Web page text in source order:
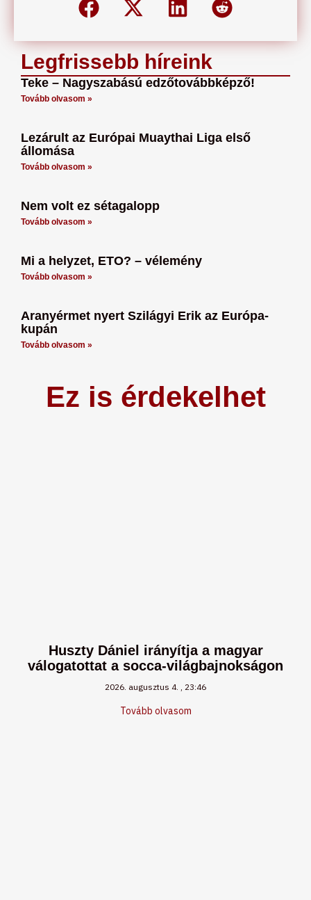
Legfrissebb híreink
Teke – Nagyszabású edzőtovábbképző!
Tovább olvasom »
Lezárult az Európai Muaythai Liga első
állomása
Tovább olvasom »
Nem volt ez sétagalopp
Tovább olvasom »
Mi a helyzet, ETO? – vélemény
Tovább olvasom »
Aranyérmet nyert Szilágyi Erik az Európa-
kupán
Tovább olvasom »
Ez is érdekelhet
Huszty Dániel irányítja a magyar
válogatottat a socca-világbajnokságon
2026. augusztus 4. 23:46
Tovább olvasom